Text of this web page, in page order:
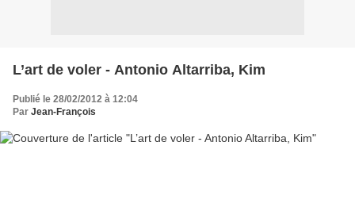
L’art de voler - Antonio Altarriba, Kim
Publié le 28/02/2012 à 12:04
Par Jean-François